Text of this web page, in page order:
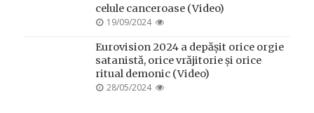
celule canceroase (Video)
POSTED
19/09/2024
Eurovision 2024 a depășit orice orgie
satanistă, orice vrăjitorie și orice
ritual demonic (Video)
POSTED
28/05/2024